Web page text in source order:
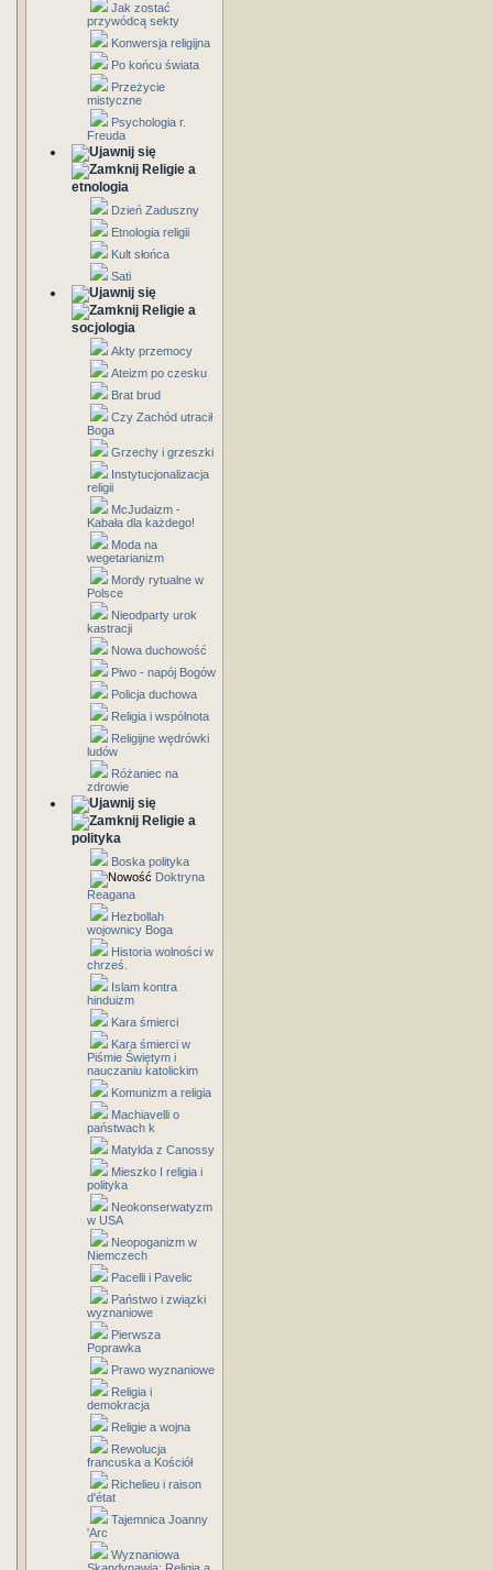
Jak zostać
przywódcą sekty
Konwersja religijna
Po końcu świata
Przeżycie
mistyczne
Psychologia r.
Freuda
Religie a
etnologia
Dzień Zaduszny
Etnologia religii
Kult słońca
Sati
Religie a
socjologia
Akty przemocy
Ateizm po czesku
Brat brud
Czy Zachód utracił
Boga
Grzechy i grzeszki
Instytucjonalizacja
religii
McJudaizm -
Kabała dla każdego!
Moda na
wegetarianizm
Mordy rytualne w
Polsce
Nieodparty urok
kastracji
Nowa duchowość
Piwo - napój Bogów
Policja duchowa
Religia i wspólnota
Religijne wędrówki
ludów
Różaniec na
zdrowie
Religie a
polityka
Boska polityka
Doktryna
Reagana
Hezbollah
wojownicy Boga
Historia wolności w
chrześ.
Islam kontra
hinduizm
Kara śmierci
Kara śmierci w
Piśmie Świętym i
nauczaniu katolickim
Komunizm a religia
Machiavelli o
państwach k
Matylda z Canossy
Mieszko I religia i
polityka
Neokonserwatyzm
w USA
Neopoganizm w
Niemczech
Pacelli i Pavelic
Państwo i związki
wyznaniowe
Pierwsza
Poprawka
Prawo wyznaniowe
Religia i
demokracja
Religie a wojna
Rewolucja
francuska a Kościół
Richelieu i raison
d'état
Tajemnica Joanny
'Arc
Wyznaniowa